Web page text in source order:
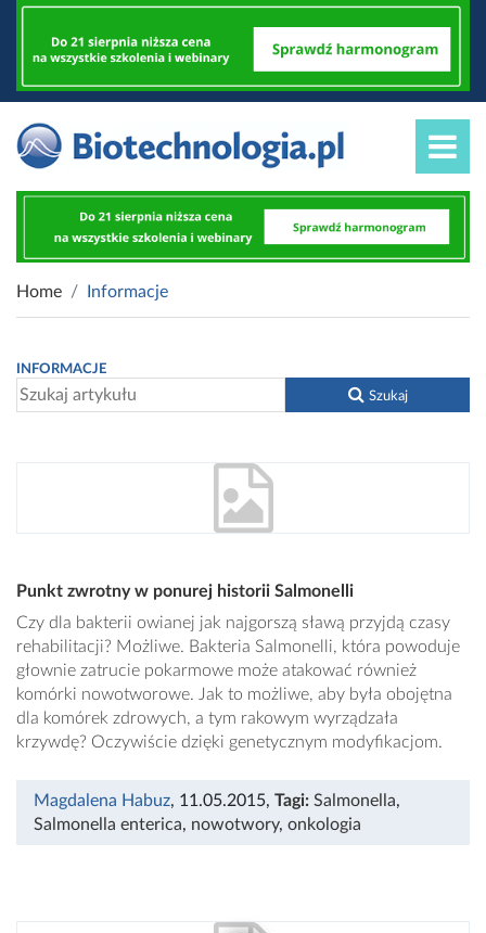
Home Informacje
INFORMACJE
Szukaj
Punkt zwrotny w ponurej historii Salmonelli
Czy dla bakterii owianej jak najgorszą sławą przyjdą czasy
rehabilitacji? Możliwe. Bakteria Salmonelli, która powoduje
głownie zatrucie pokarmowe może atakować również
komórki nowotworowe. Jak to możliwe, aby była obojętna
dla komórek zdrowych, a tym rakowym wyrządzała
krzywdę? Oczywiście dzięki genetycznym modyfikacjom.
Magdalena Habuz, 11.05.2015, Tagi: Salmonella,
Salmonella enterica, nowotwory, onkologia